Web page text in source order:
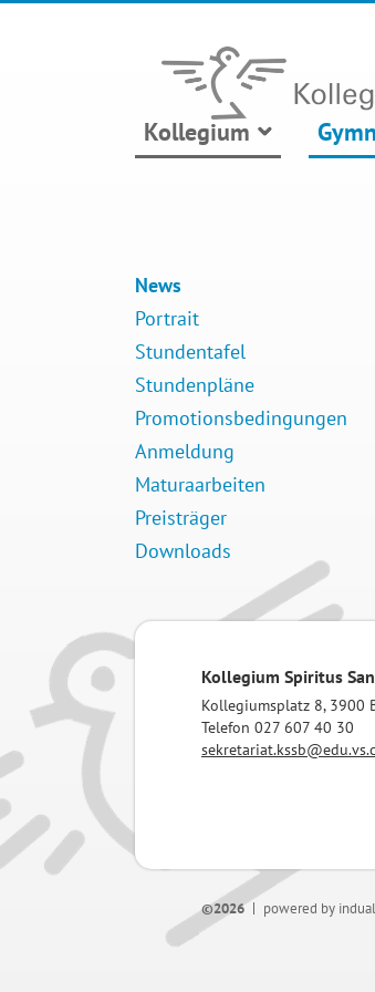
Kollegium
News
Portrait
Stundentafel
Stundenpläne
Promotionsbedingungen
Anmeldung
Maturaarbeiten
Preisträger
Downloads
Kollegium Spiritus
Kollegiumsplatz 8, 3900
Telefon 027 607 40 30
©2026 powered by indual